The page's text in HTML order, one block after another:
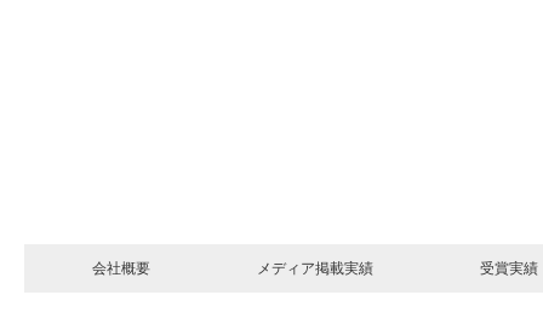
会社概要 メディア掲載実績 受賞実績